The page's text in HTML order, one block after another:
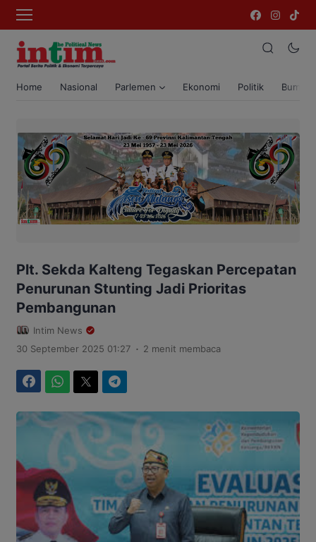
Home Nasional Parlemen Ekonomi Politik Bumi
Plt. Sekda Kalteng Tegaskan Percepatan
Penurunan Stunting Jadi Prioritas
Pembangunan
Intim News
30 September 2025 01:27 . 2 menit membaca